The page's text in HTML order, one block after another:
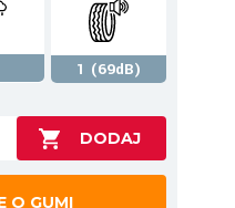
1 (69dB)
O GUMI